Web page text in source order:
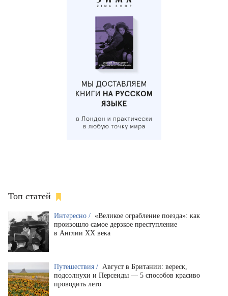
Топ статей
Интересно / «Великое ограбление поезда»: как
произошло самое дерзкое преступление
в Англии XX века
Путешествия / Август в Британии: вереск,
подсолнухи и Персеиды — 5 способов красиво
проводить лето